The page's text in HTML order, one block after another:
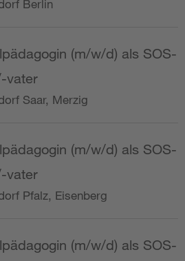
Berlin
(m/w/d) als SOS-
vater
Saar, Merzig
(m/w/d) als SOS-
vater
Pfalz, Eisenberg
(m/w/d) als SOS-